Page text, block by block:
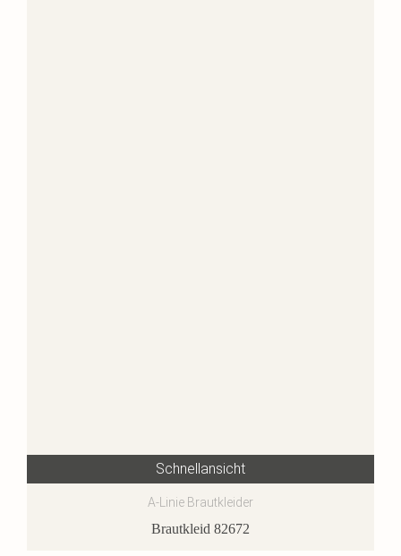
Schnellansicht
A-Linie Brautkleider
Brautkleid 82672